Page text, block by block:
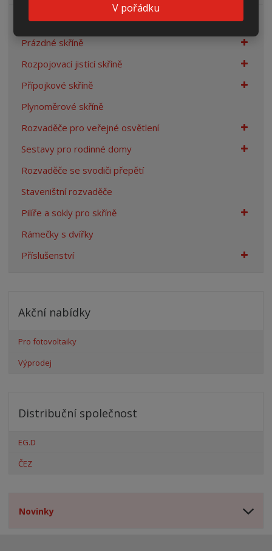
V pořádku
Elektroměrové rozvaděče
Prázdné skříně
Rozpojovací jistící skříně
Přípojkové skříně
Plynoměrové skříně
Rozvaděče pro veřejné osvětlení
Sestavy pro rodinné domy
Rozvaděče se svodiči přepětí
Staveništní rozvaděče
Pilíře a sokly pro skříně
Rámečky s dvířky
Příslušenství
Akční nabídky
Pro fotovoltaiky
Výprodej
Distribuční společnost
EG.D
ČEZ
Novinky